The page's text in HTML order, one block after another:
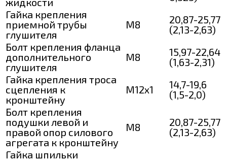
Гайка крепления
приемной трубы
глушителя
М8
20,87-25,77
(2,13-2,63)
Болт крепления фланца
дополнительного
глушителя
М8
15,97-22,64
(1,63-2,31)
Гайка крепления троса
сцепления к
кронштейну
М12х1
14,7-19,6
(1,5-2,0)
Болт крепления
подушки левой и
правой опор силового
агрегата к кронштейну
М8
20,87-25,77
(2,13-2,63)
Гайка шпильки